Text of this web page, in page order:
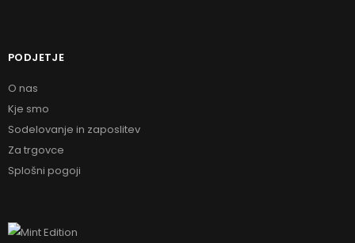
PODJETJE
O nas
Kje smo
Sodelovanje in zaposlitev
Za trgovce
Splošni pogoji